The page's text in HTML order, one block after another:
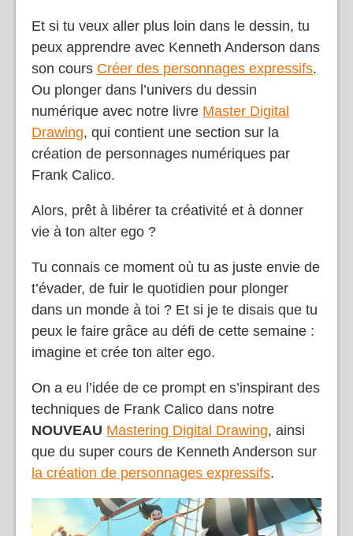
Et si tu veux aller plus loin dans le dessin, tu
peux apprendre avec Kenneth Anderson dans
son cours Créer des personnages expressifs.
Ou plonger dans l’univers du dessin
numérique avec notre livre Master Digital
Drawing, qui contient une section sur la
création de personnages numériques par
Frank Calico.
Alors, prêt à libérer ta créativité et à donner
vie à ton alter ego ?
Tu connais ce moment où tu as juste envie de
t’évader, de fuir le quotidien pour plonger
dans un monde à toi ? Et si je te disais que tu
peux le faire grâce au défi de cette semaine :
imagine et crée ton alter ego.
On a eu l’idée de ce prompt en s’inspirant des
techniques de Frank Calico dans notre
NOUVEAU Mastering Digital Drawing, ainsi
que du super cours de Kenneth Anderson sur
la création de personnages expressifs.